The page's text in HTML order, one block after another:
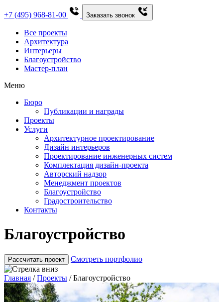
+7 (495) 968-81-00 Заказать звонок
Все проекты
Архитектура
Интерьеры
Благоустройство
Мастер-план
Меню
Бюро
Публикации и награды
Проекты
Услуги
Архитектурное проектирование
Дизайн интерьеров
Проектирование инженерных систем
Комплектация дизайн-проекта
Авторский надзор
Менеджмент проектов
Благоустройство
Градостроительство
Контакты
Благоустройство
Рассчитать проект Смотреть портфолио
Главная /Проекты /Благоустройство